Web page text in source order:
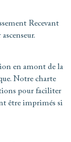
Recevant
en amont de la
Notre charte
pour faciliter
être imprimés si